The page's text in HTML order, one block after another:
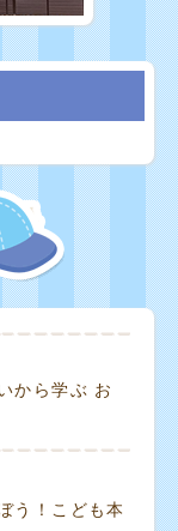
から学ぶ お
う！こども本